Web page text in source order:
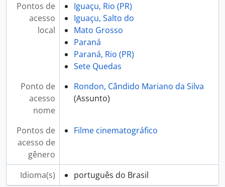
Pontos de
acesso
local
Iguaçu, Rio (PR)
Iguaçu, Salto do
Mato Grosso
Paraná
Paraná, Rio (PR)
Sete Quedas
Ponto de
acesso
nome
Rondon, Cândido Mariano da Silva
(Assunto)
Pontos de
acesso de
gênero
Filme cinematográfico
Idioma(s) português do Brasil